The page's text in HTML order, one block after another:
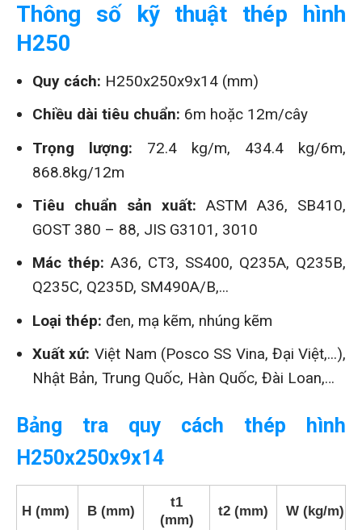
Thông số kỹ thuật thép hình
H250
Quy cách: H250x250x9x14 (mm)
Chiều dài tiêu chuẩn: 6m hoặc 12m/cây
Trọng lượng: 72.4 kg/m, 434.4 kg/6m,
868.8kg/12m
Tiêu chuẩn sản xuất: ASTM A36, SB410,
GOST 380 – 88, JIS G3101, 3010
Mác thép: A36, CT3, SS400, Q235A, Q235B,
Q235C, Q235D, SM490A/B,...
Loại thép: đen, mạ kẽm, nhúng kẽm
Xuất xứ: Việt Nam (Posco SS Vina, Đại Việt,...),
Nhật Bản, Trung Quốc, Hàn Quốc, Đài Loan,…
Bảng tra quy cách thép hình
H250x250x9x14
H (mm) B (mm)
t1
(mm)
t2 (mm) W (kg/m)